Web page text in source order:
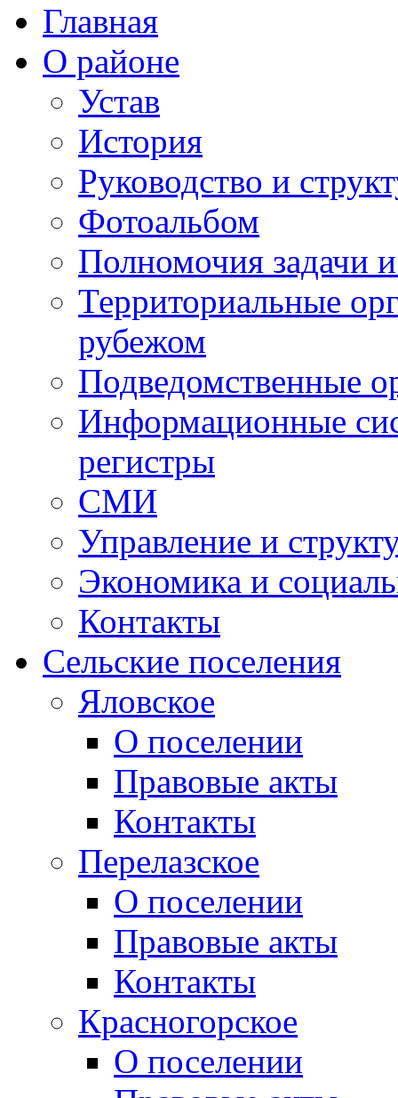
Главная
О районе
Устав
История
Руководство и
Фотоальбом
Полномочия задачи
Территориальные
рубежом
Подведомственные
Информационные
регистры
СМИ
Управление и
Экономика и
Контакты
Сельские поселения
Яловское
О поселении
Правовые акты
Контакты
Перелазское
О поселении
Правовые акты
Контакты
Красногорское
О поселении